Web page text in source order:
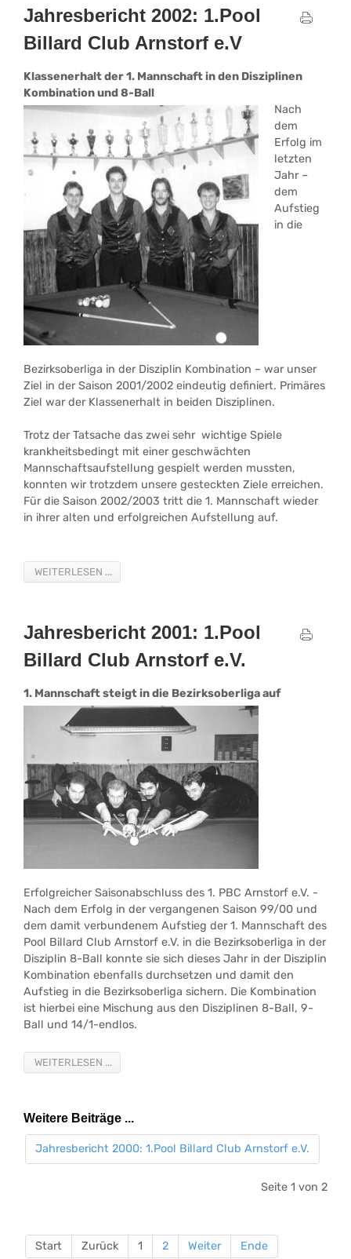
Jahresbericht 2002: 1.Pool
Billard Club Arnstorf e.V
Klassenerhalt der 1. Mannschaft in den Disziplinen
Kombination und 8-Ball
Nach
dem
Erfolg im
letzten
Jahr –
dem
Aufstieg
in die
Bezirksoberliga in der Disziplin Kombination – war unser
Ziel in der Saison 2001/2002 eindeutig definiert. Primäres
Ziel war der Klassenerhalt in beiden Disziplinen.
Trotz der Tatsache das zwei sehr wichtige Spiele
krankheitsbedingt mit einer geschwächten
Mannschaftsaufstellung gespielt werden mussten,
konnten wir trotzdem unsere gesteckten Ziele erreichen.
Für die Saison 2002/2003 tritt die 1. Mannschaft wieder
in ihrer alten und erfolgreichen Aufstellung auf.
WEITERLESEN ...
Jahresbericht 2001: 1.Pool
Billard Club Arnstorf e.V.
1. Mannschaft steigt in die Bezirksoberliga auf
Erfolgreicher Saisonabschluss des 1. PBC Arnstorf e.V. -
Nach dem Erfolg in der vergangenen Saison 99/00 und
dem damit verbundenem Aufstieg der 1. Mannschaft des
Pool Billard Club Arnstorf e.V. in die Bezirksoberliga in der
Disziplin 8-Ball konnte sie sich dieses Jahr in der Disziplin
Kombination ebenfalls durchsetzen und damit den
Aufstieg in die Bezirksoberliga sichern. Die Kombination
ist hierbei eine Mischung aus den Disziplinen 8-Ball, 9-
Ball und 14/1-endlos.
WEITERLESEN ...
Weitere Beiträge ...
Jahresbericht 2000: 1.Pool Billard Club Arnstorf e.V.
Seite 1 von 2
Start Zurück 1 2 Weiter Ende